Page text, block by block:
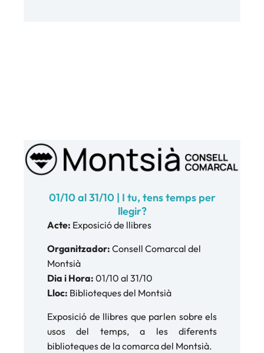
01/10 al 31/10 | I tu, tens temps per
llegir?
Acte: Exposició de llibres
Organitzador: Consell Comarcal del
Montsià
Dia i Hora: 01/10 al 31/10
Lloc: Biblioteques del Montsià
Exposició de llibres que parlen sobre els
usos del temps, a les diferents
biblioteques de la comarca del Montsià.